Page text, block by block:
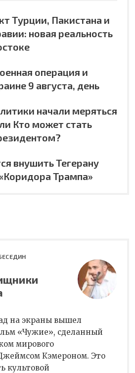
Турции, Пакистана и
новая реальность
операция и
9 августа, день
начали меряться
Кто может стать
внушить Тегерану
Трампа»
на экраны вышел
«Чужие», сделанный
мирового
Кэмероном. Это
культовой